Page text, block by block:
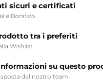
sicuri e certificati
e Bonifico
tra i preferiti
Wishlist
su questo
dal nostro team